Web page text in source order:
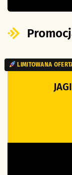
LIMITOWANA